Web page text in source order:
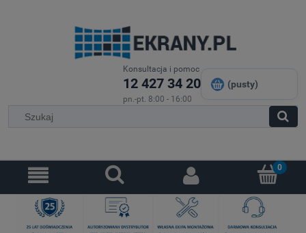
Konsultacja i pomoc
12 427 34 20
pn.-pt. 8:00 - 16:00
(pusty)